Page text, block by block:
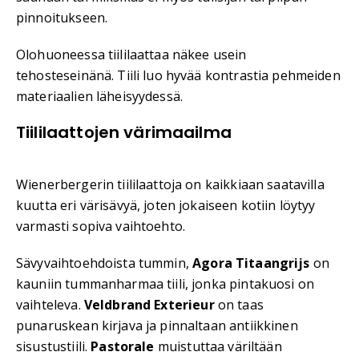
pinnoitukseen.
Olohuoneessa tiililaattaa näkee usein
tehosteseinänä. Tiili luo hyvää kontrastia pehmeiden
materiaalien läheisyydessä.
Tiililaattojen värimaailma
Wienerbergerin tiililaattoja on kaikkiaan saatavilla
kuutta eri värisävyä, joten jokaiseen kotiin löytyy
varmasti sopiva vaihtoehto.
Sävyvaihtoehdoista tummin,Agora Titaangrijs on
kauniin tummanharmaa tiili, jonka pintakuosi on
vaihteleva. Veldbrand Exterieuron taas
punaruskean kirjava ja pinnaltaan antiikkinen
sisustustiili. Pastorale muistuttaa väriltään